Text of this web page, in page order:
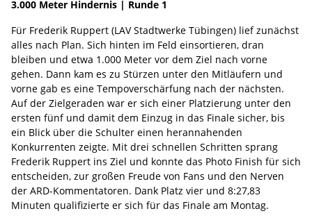
3.000 Meter Hindernis | Runde 1
Für Frederik Ruppert (LAV Stadtwerke Tübingen) lief zunächst
alles nach Plan. Sich hinten im Feld einsortieren, dran
bleiben und etwa 1.000 Meter vor dem Ziel nach vorne
gehen. Dann kam es zu Stürzen unter den Mitläufern und
vorne gab es eine Tempoverschärfung nach der nächsten.
Auf der Zielgeraden war er sich einer Platzierung unter den
ersten fünf und damit dem Einzug in das Finale sicher, bis
ein Blick über die Schulter einen herannahenden
Konkurrenten zeigte. Mit drei schnellen Schritten sprang
Frederik Ruppert ins Ziel und konnte das Photo Finish für sich
entscheiden, zur großen Freude von Fans und den Nerven
der ARD-Kommentatoren. Dank Platz vier und 8:27,83
Minuten qualifizierte er sich für das Finale am Montag.